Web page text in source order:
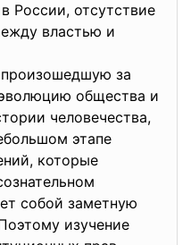
России, отсутствие
властью и
за
общества и
человечества,
этапе
которые
собой заметную
изучение